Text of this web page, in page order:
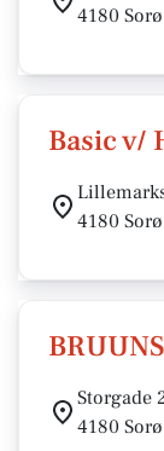
4180 Sorø
Basic v/
4180 Sorø
Storgade
4180 Sorø